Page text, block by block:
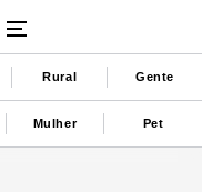
Rural Gente
Mulher Pet